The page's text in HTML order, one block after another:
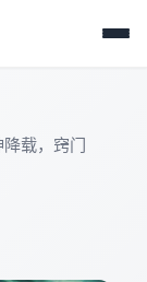
载，窍门